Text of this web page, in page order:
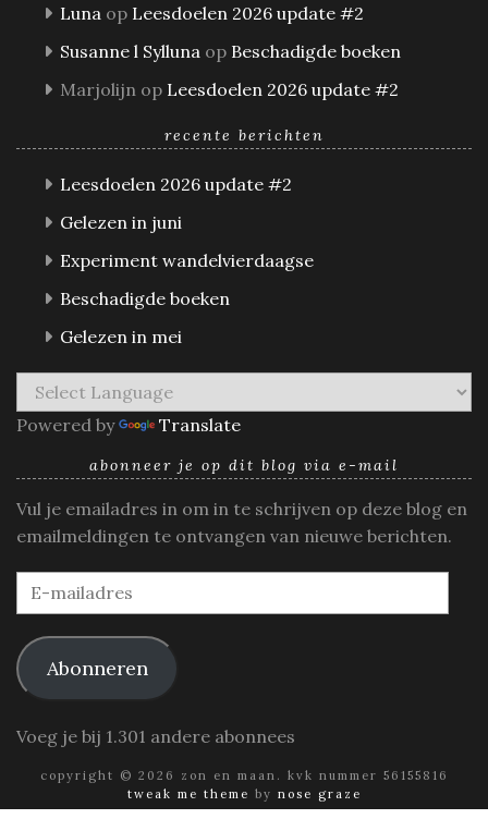
Luna op Leesdoelen 2026 update #2
Susanne l Sylluna op Beschadigde boeken
Marjolijn op Leesdoelen 2026 update #2
recente berichten
Leesdoelen 2026 update #2
Gelezen in juni
Experiment wandelvierdaagse
Beschadigde boeken
Gelezen in mei
Powered by Translate
abonneer je op dit blog via e-mail
Vul je emailadres in om in te schrijven op deze blog en
emailmeldingen te ontvangen van nieuwe berichten.
E-
mailadres
Abonneren
Voeg je bij 1.301 andere abonnees
copyright © 2026 zon en maan. kvk nummer 56155816
tweak me theme by nose graze